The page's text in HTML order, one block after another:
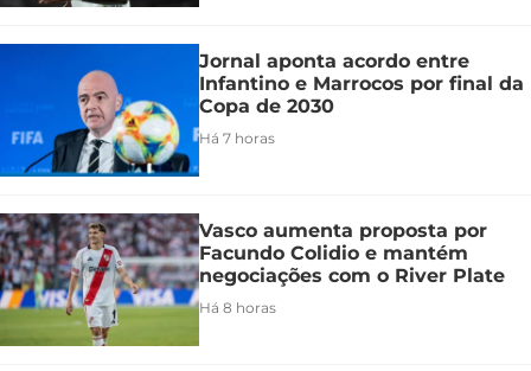
Jornal aponta acordo entre
Infantino e Marrocos por final da
Copa de 2030
Há 7 horas
Vasco aumenta proposta por
Facundo Colidio e mantém
negociações com o River Plate
Há 8 horas